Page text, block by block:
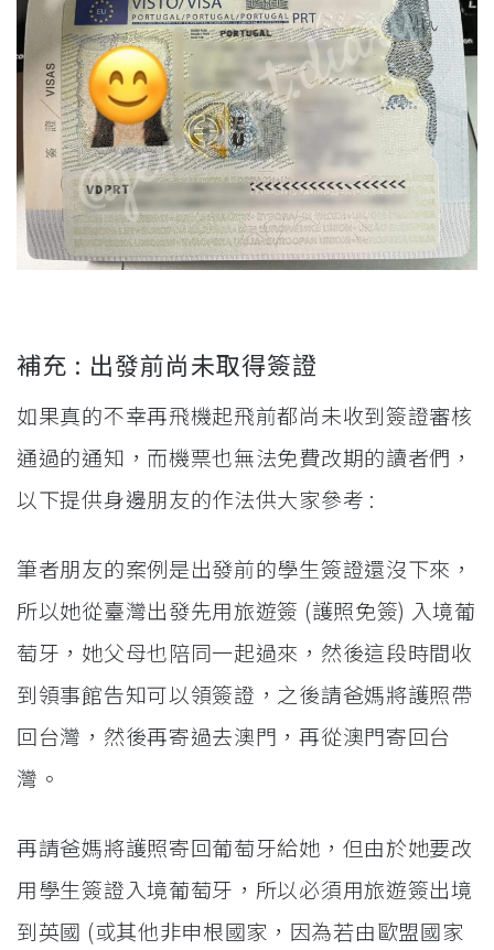
補充 : 出發前尚未取得簽證
如果真的不幸再飛機起飛前都尚未收到簽證審核
通過的通知，而機票也無法免費改期的讀者們，
以下提供身邊朋友的作法供大家參考 :
筆者朋友的案例是出發前的學生簽證還沒下來，
所以她從臺灣出發先用旅遊簽 (護照免簽) 入境葡
萄牙，她父母也陪同一起過來，然後這段時間收
到領事館告知可以領簽證，之後請爸媽將護照帶
回台灣，然後再寄過去澳門，再從澳門寄回台
灣。
再請爸媽將護照寄回葡萄牙給她，但由於她要改
用學生簽證入境葡萄牙，所以必須用旅遊簽出境
到英國 (或其他非申根國家，因為若由歐盟國家